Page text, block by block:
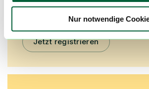
Nur notwendige
Preisreduktionen informiert zu
exklusive Angebote zu erhalten!
Jetzt registrieren